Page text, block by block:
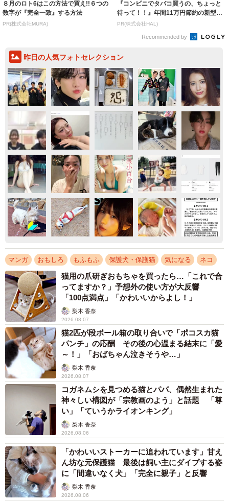
８月のロト6はこの方法で買え!!６つの
数字が『完全一致』する方法
PR(株式会社MURA)
『コンビニでタバコ買うの、ちょっと
待って！！』年間11万円節約の新型タ
バコ
PR(株式会社HAL)
Recommended by
昨日の人気フォトセレクション
マンガ おもしろ もふもふ 保護犬・保護猫 気になる ネコ
猫用の爪研ぎおもちゃを買ったら…「これで合
ってますか？」予想外の使い方が大反響
「100点満点」「かわいいからよし！」
梨木 香奈
2026.08.07
猫2匹が段ボール箱の取り合いで「ポコスカ猫
パンチ」の応酬 その後の心温まる結末に「愛
～！」「おばちゃん泣きそうや…」
梨木 香奈
2026.08.07
コガネムシを見つめる猫とパパ、偶然生まれた
神々しい構図が「宗教画のよう」と話題 「尊
い」「ていうかライオンキング」
梨木 香奈
2026.08.06
「かわいいストーカーに追われています」甘え
ん坊な元保護猫 最後は飼い主にダイブする姿
に「間違いなく犬」「完全に親子」と反響
梨木 香奈
2026.08.06